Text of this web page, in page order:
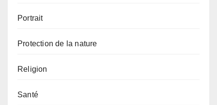
Portrait
Protection de la nature
Religion
Santé